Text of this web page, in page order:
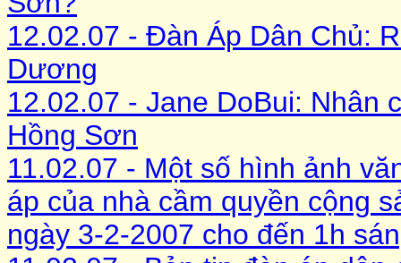
12.02.07 - Đàn Áp Dân Chủ:
Dương
12.02.07 - Jane DoBui: Nhân
Hồng Sơn
11.02.07 - Một số hình ảnh
áp của nhà cầm quyền cộng
ngày 3-2-2007 cho đến 1h